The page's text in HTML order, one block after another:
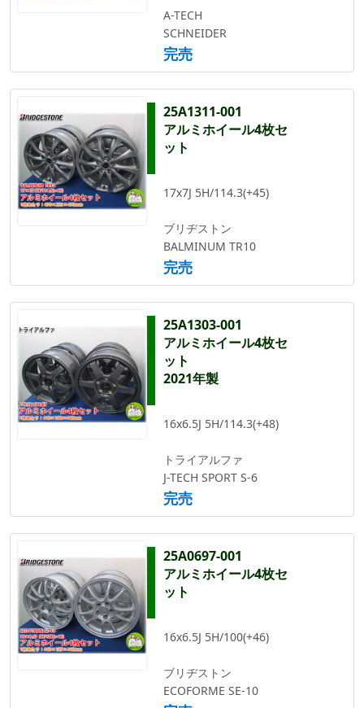
A-TECH
SCHNEIDER
完売
25A1311-001
アルミホイール4枚セ
ット
17x7J 5H/114.3(+45)
ブリヂストン
BALMINUM TR10
完売
25A1303-001
アルミホイール4枚セ
ット
2021年製
16x6.5J 5H/114.3(+48)
トライアルファ
J-TECH SPORT S-6
完売
25A0697-001
アルミホイール4枚セ
ット
16x6.5J 5H/100(+46)
ブリヂストン
ECOFORME SE-10